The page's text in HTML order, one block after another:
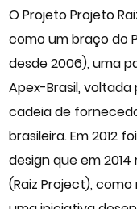
O Projeto Projeto
como um braço do
desde 2006), uma
Apex-Brasil,
cadeia de
brasileira. Em 2012
design que em
(Raiz Project),